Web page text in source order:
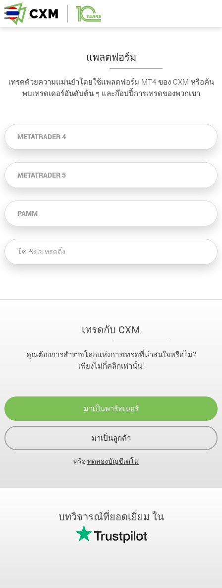
แพลตฟอร์ม
เทรดด้วยความแม่นยำโดยใช้แพลตฟอร์ม MT4 ของ CXM หรือค้น
พบเทรดเดอร์อันดับต้น ๆ และก๊อปปี้การเทรดของพวกเขา
METATRADER 4
METATRADER 5
PAMM
โซเชียลเทรดดิ้ง
เทรดกับ CXM
คุณต้องการสำรวจโลกแห่งการเทรดที่น่าสนใจหรือไม่?
เพียงไม่กี่คลิกเท่านั้น!
มาเป็นพาร์ทเนอร์
มาเป็นลูกค้า
หรือทดลองบัญชีเดโม
บทวิจารณ์ที่ยอดเยี่ยม ใน